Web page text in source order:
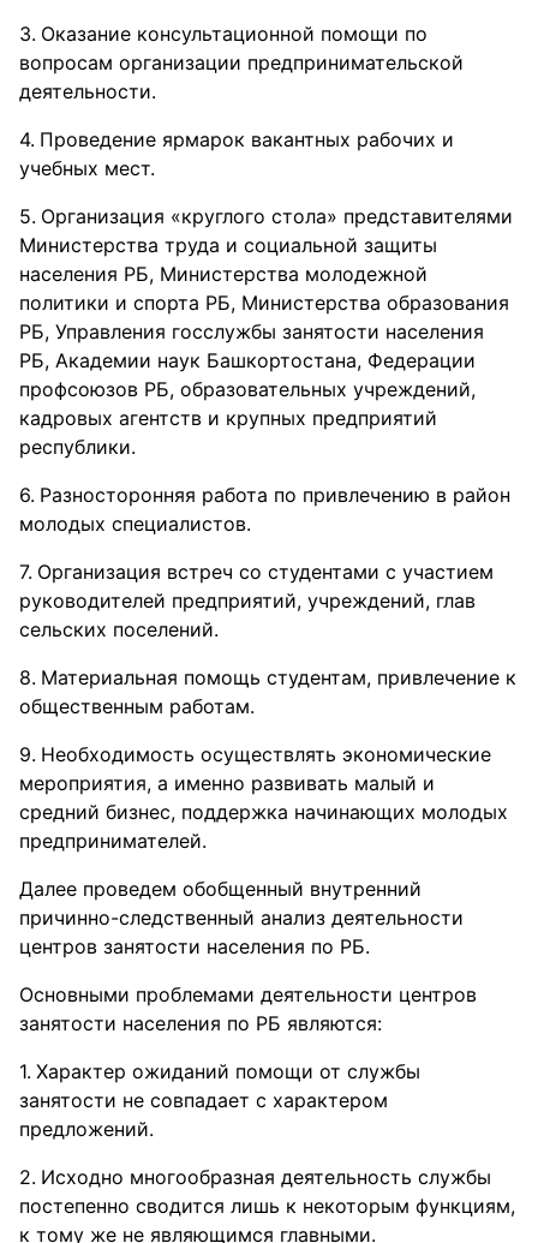
Оказание консультационной помощи по
вопросам организации предпринимательской
деятельности.
Проведение ярмарок вакантных рабочих и
учебных мест.
Организация «круглого стола» представителями
Министерства труда и социальной защиты
населения РБ, Министерства молодежной
политики и спорта РБ, Министерства образования
РБ, Управления госслужбы занятости населения
РБ, Академии наук Башкортостана, Федерации
профсоюзов РБ, образовательных учреждений,
кадровых агентств и крупных предприятий
республики.
Разносторонняя работа по привлечению в район
молодых специалистов.
Организация встреч со студентами с участием
руководителей предприятий, учреждений, глав
сельских поселений.
Материальная помощь студентам, привлечение к
общественным работам.
Необходимость осуществлять экономические
мероприятия, а именно развивать малый и
средний бизнес, поддержка начинающих молодых
предпринимателей.
Далее проведем обобщенный внутренний
причинно-следственный анализ деятельности
центров занятости населения по РБ.
Основными проблемами деятельности центров
занятости населения по РБ являются:
Характер ожиданий помощи от службы
занятости не совпадает с характером
предложений.
Исходно многообразная деятельность службы
постепенно сводится лишь к некоторым функциям,
к тому же не являющимся главными.